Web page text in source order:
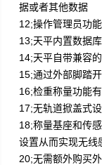
据或者其他数据
12;操作管理员功能
13;天平内置数据
14;天平自带兼容
15;通过外部脚踏
16;检重称量功能
17;无轨道掀盖式
18;称量基座和传
设置从而实现无线
20;无需额外购买